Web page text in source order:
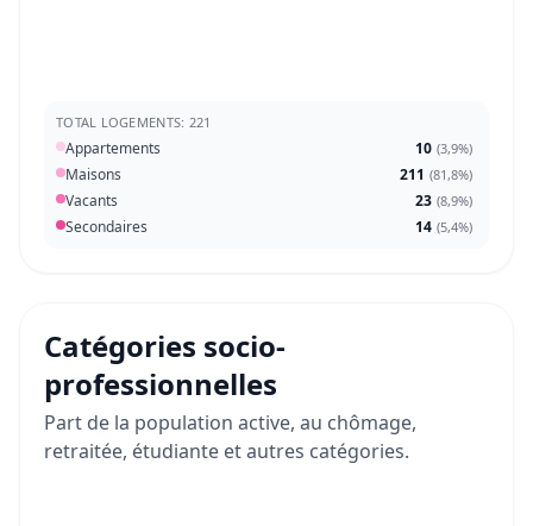
TOTAL LOGEMENTS: 221
Appartements 10 (3,9%)
Maisons 211 (81,8%)
Vacants 23 (8,9%)
Secondaires 14 (5,4%)
Catégories socio-
professionnelles
Part de la population active, au chômage,
retraitée, étudiante et autres catégories.